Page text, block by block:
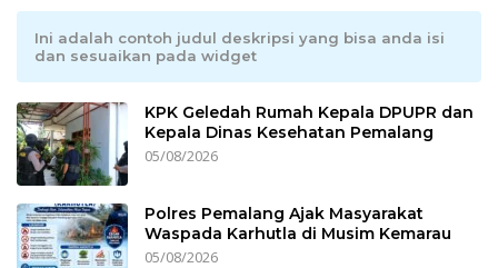
Ini adalah contoh judul deskripsi yang bisa anda isi
dan sesuaikan pada widget
KPK Geledah Rumah Kepala DPUPR dan
Kepala Dinas Kesehatan Pemalang
05/08/2026
Polres Pemalang Ajak Masyarakat
Waspada Karhutla di Musim Kemarau
05/08/2026